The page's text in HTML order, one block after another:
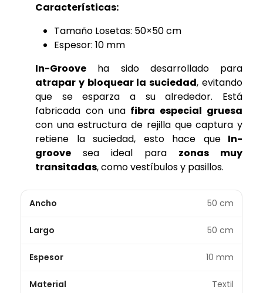
Características:
Tamaño Losetas: 50×50 cm
Espesor: 10 mm
In-Groove ha sido desarrollado para
atrapar y bloquear la suciedad, evitando
que se esparza a su alrededor. Está
fabricada con una fibra especial gruesa
con una estructura de rejilla que captura y
retiene la suciedad, esto hace queIn-
groove sea ideal para zonas muy
transitadas, como vestíbulos y pasillos.
Ancho 50 cm
Largo 50 cm
Espesor 10 mm
Material Textil